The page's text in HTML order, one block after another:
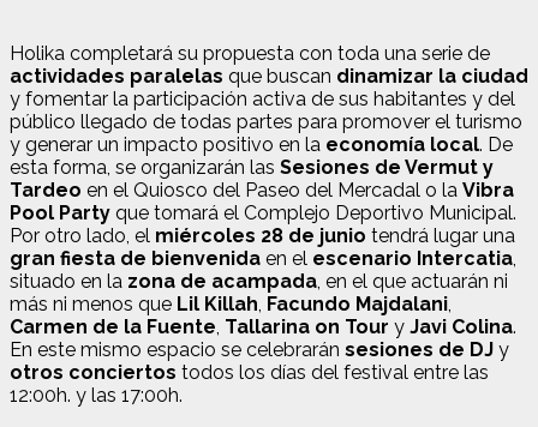
Holika completará su propuesta con toda una serie de
actividades paralelas que buscan dinamizar la ciudad
y fomentar la participación activa de sus habitantes y del
público llegado de todas partes para promover el turismo
y generar un impacto positivo en la economía local. De
esta forma, se organizarán las Sesiones de Vermut y
Tardeo en el Quiosco del Paseo del Mercadal o la Vibra
Pool Party que tomará el Complejo Deportivo Municipal.
Por otro lado, el miércoles 28 de junio tendrá lugar una
gran fiesta de bienvenida en el escenario Intercatia,
situado en la zona de acampada, en el que actuarán ni
más ni menos que Lil Killah, Facundo Majdalani,
Carmen de la Fuente, Tallarina on Tour y Javi Colina.
En este mismo espacio se celebrarán sesiones de DJ y
otros conciertos todos los días del festival entre las
12:00h. y las 17:00h.